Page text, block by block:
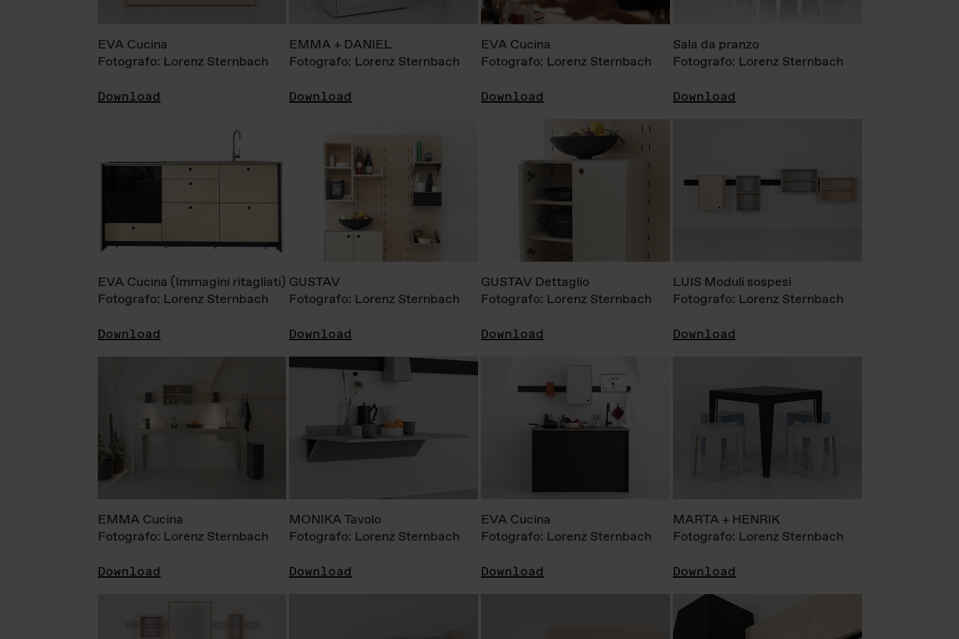
EVA Cucina
Fotografo: Lorenz Sternbach
Download
EMMA + DANIEL
Fotografo: Lorenz Sternbach
Download
EVA Cucina
Fotografo: Lorenz Sternbach
Download
Sala da pranzo
Fotografo: Lorenz Sternbach
Download
EVA Cucina (Immagini ritagliati)
Fotografo: Lorenz Sternbach
Download
GUSTAV
Fotografo: Lorenz Sternbach
Download
GUSTAV Dettaglio
Fotografo: Lorenz Sternbach
Download
LUIS Moduli sospesi
Fotografo: Lorenz Sternbach
Download
EMMA Cucina
Fotografo: Lorenz Sternbach
Download
MONIKA Tavolo
Fotografo: Lorenz Sternbach
Download
EVA Cucina
Fotografo: Lorenz Sternbach
Download
MARTA + HENRIK
Fotografo: Lorenz Sternbach
Download